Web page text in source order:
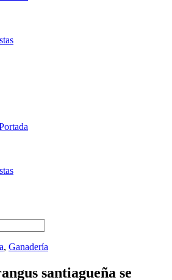
, Ganadería
santiagueña se